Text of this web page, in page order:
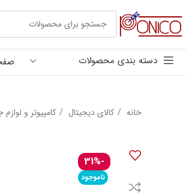
دسته بندی محصولات
خانه کالای دیجیتال کامپیوتر و لوازم
-31%
ناموجود
30 هزار تومان ترب پی